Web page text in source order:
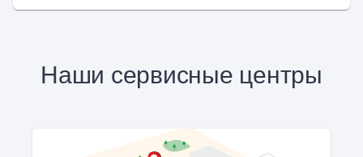
Наши сервисные центры